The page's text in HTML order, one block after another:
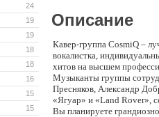
24
19
19
18
18
16
15
15
Описание
Кавер-группа CosmiQ –
вокалистка,
хитов на высшем
Музыканты группы
Пресняков, Александр
«Ягуар» и «Land Rover»,
Вы планируете